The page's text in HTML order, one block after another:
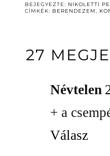
BEJEGYEZTE: NIKOLETTI
CÍMKÉK: BERENDEZEM,
27
Névtelen
+ a
Válasz